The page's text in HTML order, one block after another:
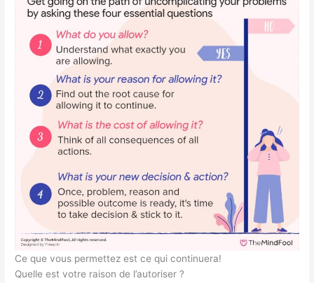
Ce que vous permettez est ce qui continuera!
Quelle est votre raison de l’autoriser ?